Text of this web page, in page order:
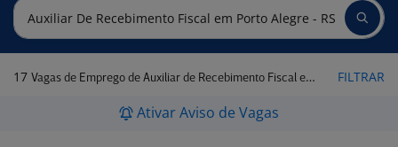
17 Vagas de Emprego de Auxiliar de Recebimento Fiscal em Porto Alegre - RS FILTRAR
Ativar Aviso de Vagas